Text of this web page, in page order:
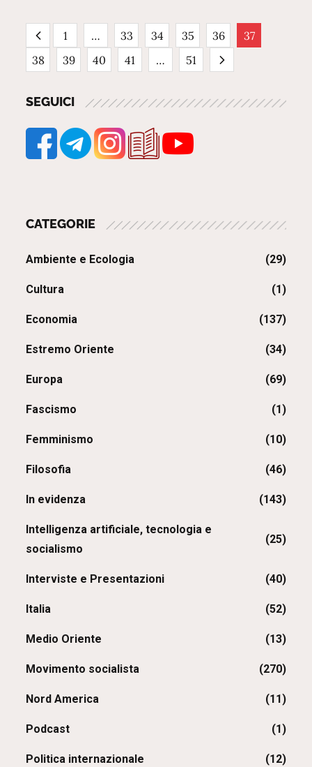
Paginazione
degli
articoli
1 … 33 34 35 36
37
38
39 40 41 … 51
SEGUICI
CATEGORIE
Ambiente e Ecologia (29)
Cultura (1)
Economia (137)
Estremo Oriente (34)
Europa (69)
Fascismo (1)
Femminismo (10)
Filosofia (46)
In evidenza (143)
Intelligenza artificiale, tecnologia e
socialismo
(25)
Interviste e Presentazioni (40)
Italia (52)
Medio Oriente (13)
Movimento socialista (270)
Nord America (11)
Podcast (1)
Politica internazionale (12)